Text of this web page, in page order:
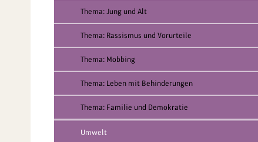
Thema: Jung und Alt
Thema: Rassismus und Vorurteile
Thema: Mobbing
Thema: Leben mit Behinderungen
Thema: Familie und Demokratie
Umwelt